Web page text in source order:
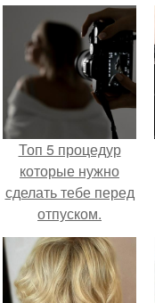
Топ 5 процедур
которые нужно
сделать тебе перед
отпуском.